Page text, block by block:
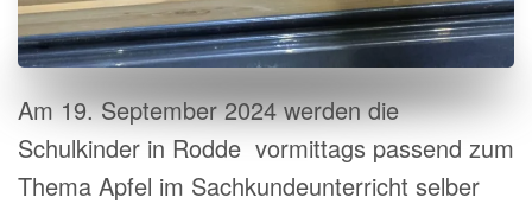
Am 19. September 2024 werden die
Schulkinder in Rodde vormittags passend zum
Thema Apfel im Sachkundeunterricht selber